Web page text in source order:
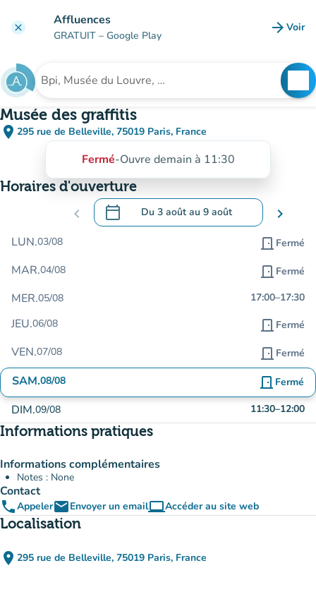
clear Affluences
GRATUIT – Google Play arrow_forward Voir
Rechercher un établissement
Musée des graffitis
place 295 rue de Belleville, 75019 Paris, France
(ouvrir dans Google Maps)
(nouvel onglet)
Fermé-Ouvre demain à 11:30
Horaires d'ouverture
chevron_left calendar_today Du 3 aoûtau 9 août
.Ouvrir le calendrier pour changer de
chevron_right
LUN.03/08 door_front Fermé
MAR.04/08 door_front Fermé
MER.05/08 17:00–17:30
JEU.06/08 door_front Fermé
VEN.07/08 door_front Fermé
SAM.08/08 door_front Fermé
DIM.09/08 11:30–12:00
Informations pratiques
Informations complémentaires
Notes : None
Contact
phoneAppeleremailEnvoyer un emailcomputerAccéder au site web
(nouvel onglet)
Localisation
place 295 rue de Belleville, 75019 Paris, France
(ouvrir dans Google Maps)
(nouvel onglet)